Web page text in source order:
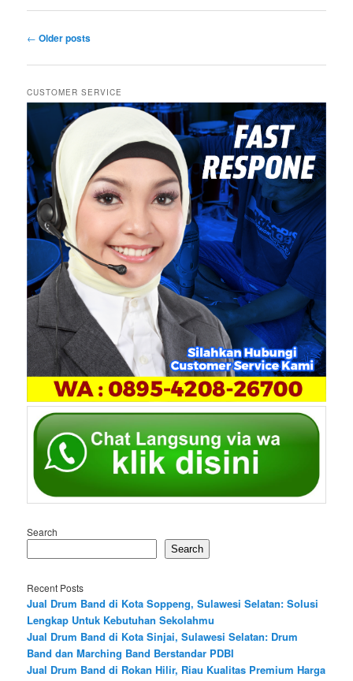
Post
← Older posts
CUSTOMER SERVICE
Search
Search
Recent Posts
Jual Drum Band di Kota Soppeng, Sulawesi Selatan: Solusi
Lengkap Untuk Kebutuhan Sekolahmu
Jual Drum Band di Kota Sinjai, Sulawesi Selatan: Drum
Band dan Marching Band Berstandar PDBI
Jual Drum Band di Rokan Hilir, Riau Kualitas Premium Harga